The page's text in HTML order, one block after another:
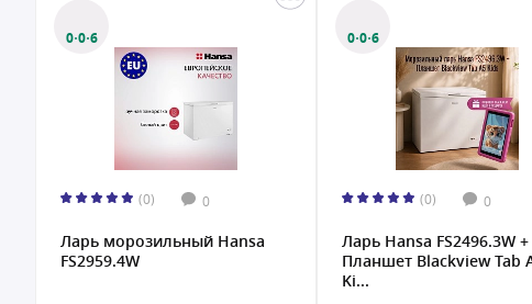
(0)
Ларь морозильный Hansa
FS2959.4W
(0)
Ларь Hansa FS2496.3W +
Планшет Blackview Tab A5